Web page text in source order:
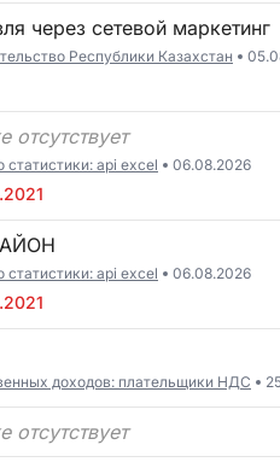
через сетевой маркетинг
Республики Казахстан
отсутствует
api excel 06.08.2026
api excel 06.08.2026
доходов: плательщики НДС
отсутствует